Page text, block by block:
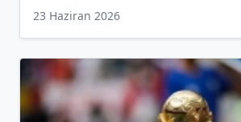
23 Haziran 2026